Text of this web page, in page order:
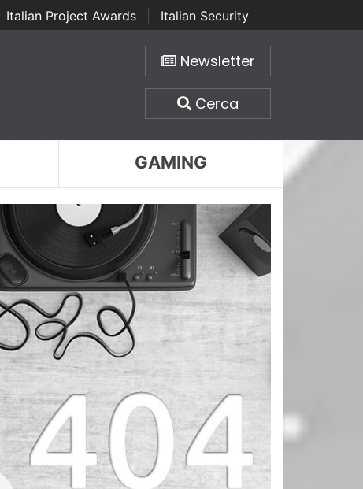
Italian Project Awards
Italian Security
Newsletter
Cerca
GAMING